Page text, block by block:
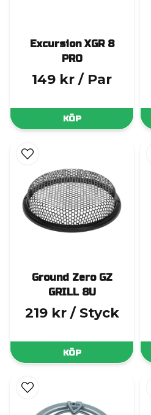
Excursion XGR 8
PRO
149 kr / Par
KÖP
Ground Zero GZ
GRILL 8U
219 kr / Styck
KÖP